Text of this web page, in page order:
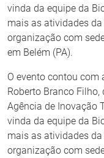
vinda da equipe da
mais as atividades
organização com
em Belém (PA).
O evento contou com
Roberto Branco
Agência de Inovação
vinda da equipe da
mais as atividades
organização com